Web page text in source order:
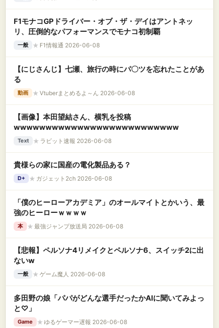
F1モナコGPドライバー・オブ・ザ・デイはアントネッ
リ、圧倒的なパフォーマンスでモナコ初制覇
一般 ★ F1情報通 2026-06-08
【にじさんじ】七瀬、旅行の時にパ〇ツを忘れたことがあ
る
動画 ★ Vtuberまとめるよ～ん 2026-06-08
【画像】本田望結さん、横乳を投稿
wwwwwwwwwwwwwwwwwwwwwwwwww
Text ★ ラビット速報 2026-06-08
貴様らの家に国産の電化製品ある？
D+ ★ ガジェット2ch 2026-06-08
「僕のヒーローアカデミア」のオールマイトとかいう、最
強のヒーローｗｗｗｗ
本 ★ 最強ジャンプ放送局 2026-06-08
【悲報】ペルソナ4リメイクとペルソナ6、スイッチ2に出
ないw
一般 ★ ゲーム魔人 2026-06-08
多田野の娘「パパがどんな選手だったかAIに聞いてみよっ
と♡」
Game ★ ゆるゲーマー遅報 2026-06-08